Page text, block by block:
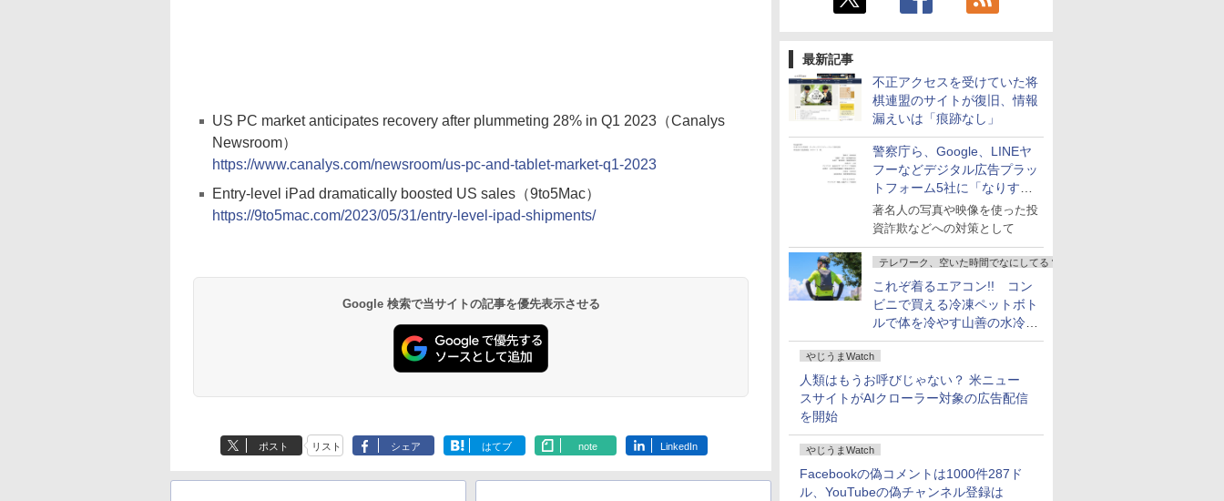
最新記事
不正アクセスを受けていた将
棋連盟のサイトが復旧、情報
漏えいは「痕跡なし」
警察庁ら、Google、LINEヤ
フーなどデジタル広告プラッ
トフォーム5社に「なりすま
し詐欺広告」対策強化を要請
著名人の写真や映像を使った投
資詐欺などへの対策として
テレワーク、空いた時間でなにしてる？
これぞ着るエアコン!! コン
ビニで買える冷凍ペットボト
ルで体を冷やす山善の水冷ベ
ストがロードバイクにちょう
どいい【ぼっち・ざ・ろー
ど！その14】
やじうまWatch
人類はもうお呼びじゃない？ 米ニュー
スサイトがAIクローラー対象の広告配信
を開始
やじうまWatch
Facebookの偽コメントは1000件287ド
ル、YouTubeの偽チャンネル登録は
US PC market anticipates recovery after plummeting 28% in Q1 2023（Canalys
Newsroom）
https://www.canalys.com/newsroom/us-pc-and-tablet-market-q1-2023
Entry-level iPad dramatically boosted US sales（9to5Mac）
https://9to5mac.com/2023/05/31/entry-level-ipad-shipments/
Google 検索で当サイトの記事を優先表示させる
ポスト リスト シェア はてブ note LinkedIn